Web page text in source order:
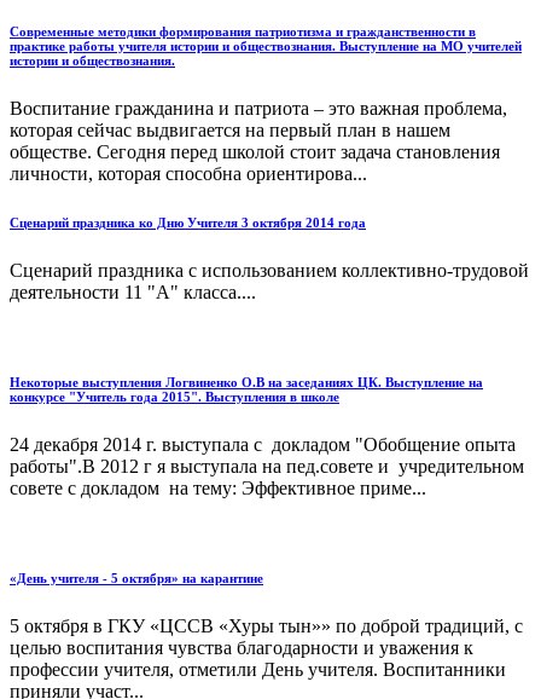
Современные методики формирования патриотизма и гражданственности в
практике работы учителя истории и обществознания. Выступление на МО учителей
истории и обществознания.
Воспитание гражданина и патриота – это важная проблема,
которая сейчас выдвигается на первый план в нашем
обществе. Сегодня перед школой стоит задача становления
личности, которая способна ориентирова...
Сценарий праздника ко Дню Учителя 3 октября 2014 года
Сценарий праздника с использованием коллективно-трудовой
деятельности 11 "А" класса....
Некоторые выступления Логвиненко О.В на заседаниях ЦК. Выступление на
конкурсе "Учитель года 2015". Выступления в школе
24 декабря 2014 г. выступала с докладом "Обобщение опыта
работы".В 2012 г я выступала на пед.совете и учредительном
совете с докладом на тему: Эффективное приме...
«День учителя - 5 октября» на карантине
5 октября в ГКУ «ЦССВ «Хуры тын»» по доброй традиций, с
целью воспитания чувства благодарности и уважения к
профессии учителя, отметили День учителя. Воспитанники
приняли участ...